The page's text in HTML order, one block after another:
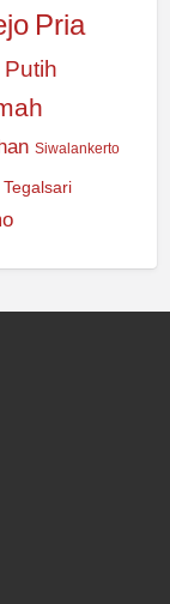
Pria
Siwalankerto
Tegalsari